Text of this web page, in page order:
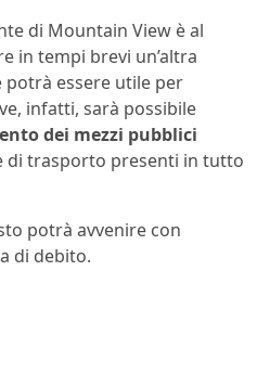
di Mountain View è al
in tempi brevi un’altra
essere utile per
infatti, sarà possibile
dei mezzi pubblici
di trasporto presenti in tutto
potrà avvenire con
di debito.